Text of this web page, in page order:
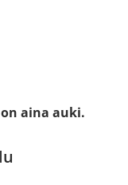
aina auki.